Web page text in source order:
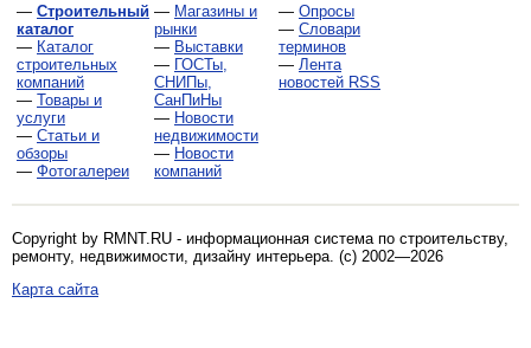
— Строительный
каталог
— Каталог
строительных
компаний
— Товары и
услуги
— Статьи и
обзоры
— Фотогалереи
— Магазины и
рынки
— Выставки
— ГОСТы,
СНИПы,
СанПиНы
— Новости
недвижимости
— Новости
компаний
— Опросы
— Словари
терминов
— Лента
новостей RSS
Copyright by RMNT.RU - информационная система по строительству,
ремонту, недвижимости, дизайну интерьера . (c) 2002—2026
Карта сайта